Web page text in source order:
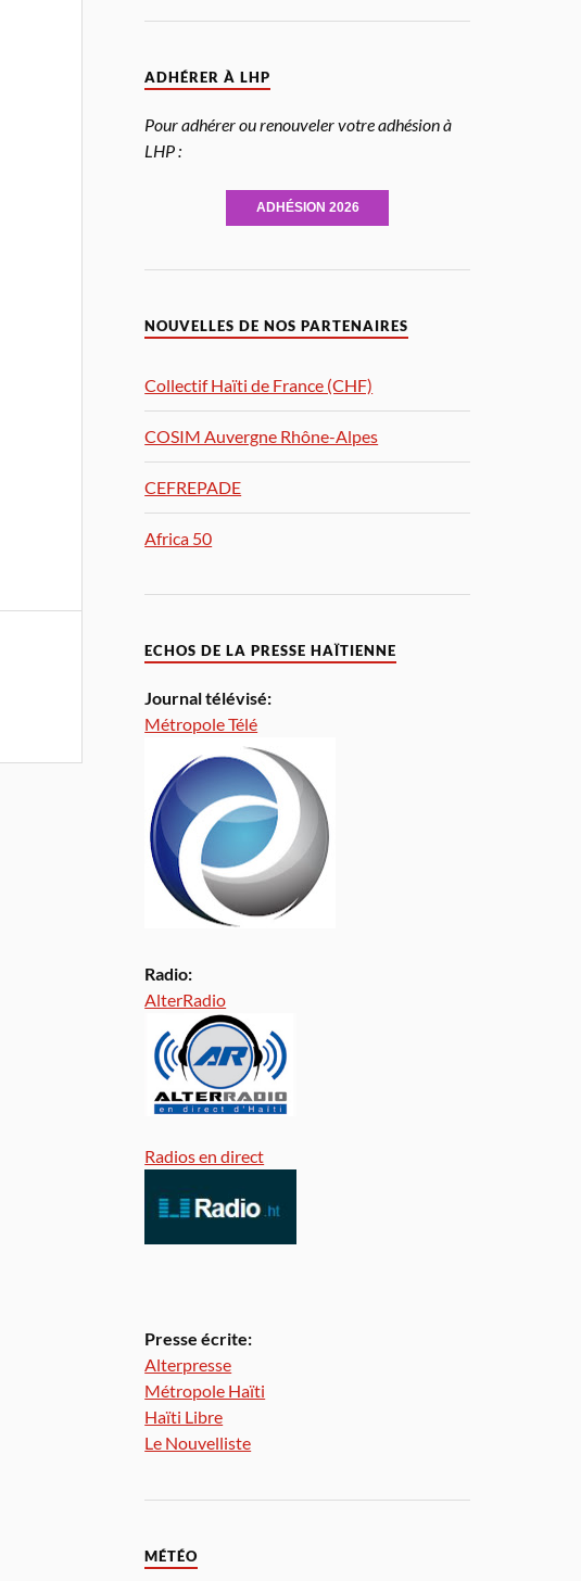
ADHÉRER À LHP
Pour adhérer ou renouveler votre adhésion à
LHP :
ADHÉSION 2026
NOUVELLES DE NOS PARTENAIRES
Collectif Haïti de France (CHF)
COSIM Auvergne Rhône-Alpes
CEFREPADE
Africa 50
ECHOS DE LA PRESSE HAÏTIENNE
Journal télévisé:
Métropole Télé
Radio:
AlterRadio
Radios en direct
Presse écrite:
Alterpresse
Métropole Haïti
Haïti Libre
Le Nouvelliste
MÉTÉO